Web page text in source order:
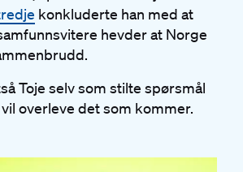
konkluderte han med at
hevder at Norge
Toje selv som stilte spørsmål
overleve det som kommer.